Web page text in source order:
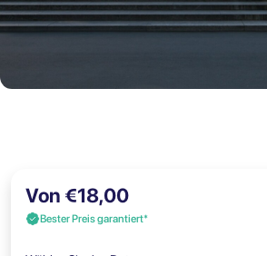
Von €18,00
Bester Preis garantiert*